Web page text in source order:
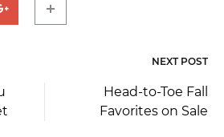
NEXT POST
Head-to-Toe Fall
Favorites on Sale